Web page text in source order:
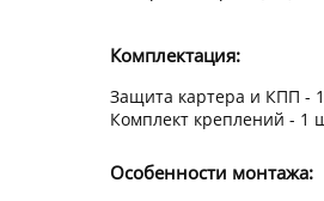
Комплектация:
Защита картера и КПП -
Комплект креплений - 1
Особенности монтажа: